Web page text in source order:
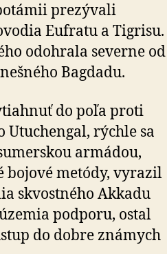
prezývali
Eufratu a Tigrisu.
odohrala severne od
Bagdadu.
do poľa proti
Utuchengal, rýchle sa
armádou,
bojové metódy, vyrazil
skvostného Akkadu
podporu, ostal
do dobre známych